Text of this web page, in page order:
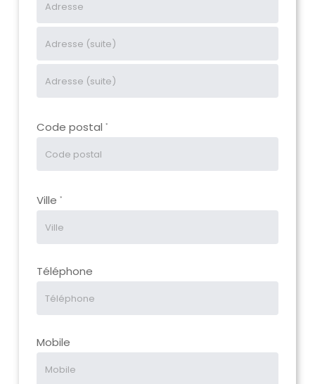
Code postal *
Ville *
Téléphone
Mobile